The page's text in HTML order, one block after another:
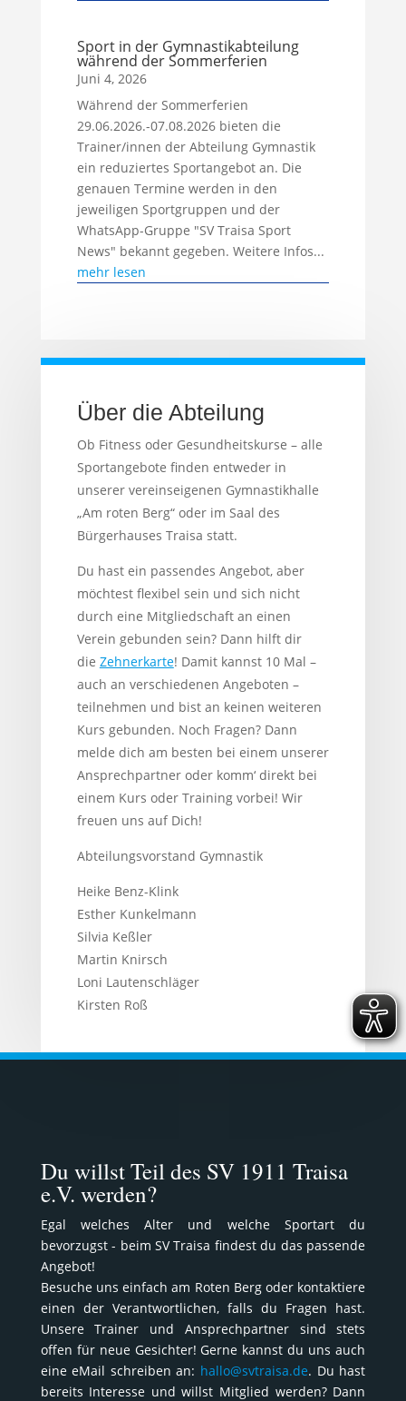
Sport in der Gymnastikabteilung
während der Sommerferien
Juni 4, 2026
Während der Sommerferien
29.06.2026.-07.08.2026 bieten die
Trainer/innen der Abteilung Gymnastik
ein reduziertes Sportangebot an. Die
genauen Termine werden in den
jeweiligen Sportgruppen und der
WhatsApp-Gruppe "SV Traisa Sport
News" bekannt gegeben. Weitere Infos...
mehr lesen
Über die Abteilung
Ob Fitness oder Gesundheitskurse – alle
Sportangebote finden entweder in
unserer vereinseigenen Gymnastikhalle
„Am roten Berg“ oder im Saal des
Bürgerhauses Traisa statt.
Du hast ein passendes Angebot, aber
möchtest flexibel sein und sich nicht
durch eine Mitgliedschaft an einen
Verein gebunden sein? Dann hilft dir
die Zehnerkarte! Damit kannst 10 Mal –
auch an verschiedenen Angeboten –
teilnehmen und bist an keinen weiteren
Kurs gebunden. Noch Fragen? Dann
melde dich am besten bei einem unserer
Ansprechpartner oder komm‘ direkt bei
einem Kurs oder Training vorbei! Wir
freuen uns auf Dich!
Abteilungsvorstand Gymnastik
Heike Benz-Klink
Esther Kunkelmann
Silvia Keßler
Martin Knirsch
Loni Lautenschläger
Kirsten Roß
Du willst Teil des SV 1911 Traisa
e.V. werden?
Egal welches Alter und welche Sportart du
bevorzugst - beim SV Traisa findest du das passende
Angebot!
Besuche uns einfach am Roten Berg oder kontaktiere
einen der Verantwortlichen, falls du Fragen hast.
Unsere Trainer und Ansprechpartner sind stets
offen für neue Gesichter! Gerne kannst du uns auch
eine eMail schreiben an: hallo@svtraisa.de. Du hast
bereits Interesse und willst Mitglied werden? Dann